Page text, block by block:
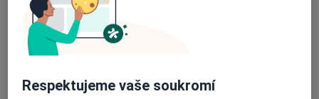
Adresa
Fyziatrie, léčebná rehabilitace
Respektujeme vaše soukromí